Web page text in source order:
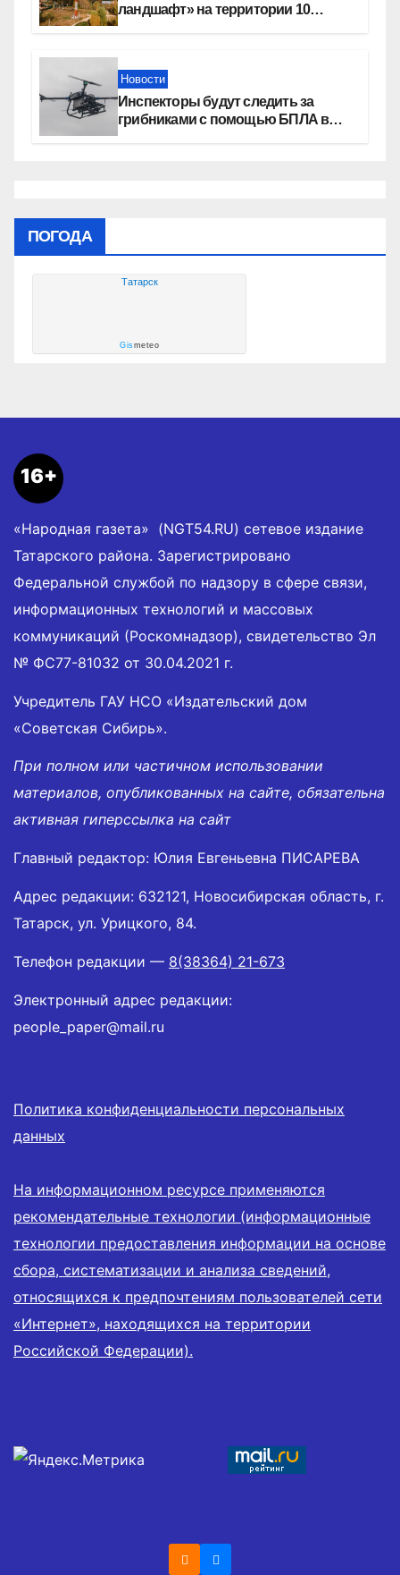
ландшафт» на территории 10
Новости
Инспекторы будут следить за
грибниками с помощью БПЛА в
ПОГОДА
Татарск
Gismeteo
16+
«Народная газета» (NGT54.RU) сетевое издание
Татарского района. Зарегистрировано
Федеральной службой по надзору в сфере связи,
информационных технологий и массовых
коммуникаций (Роскомнадзор), свидетельство Эл
№ ФС77-81032 от 30.04.2021 г.
Учредитель ГАУ НСО «Издательский дом
«Советская Сибирь».
При полном или частичном использовании
материалов, опубликованных на сайте, обязательна
активная гиперссылка на сайт
Главный редактор: Юлия Евгеньевна ПИСАРЕВА
Адрес редакции: 632121, Новосибирская область, г.
Татарск, ул. Урицкого, 84.
Телефон редакции — 8(38364) 21-673
Электронный адрес редакции:
people_paper@mail.ru
Политика конфиденциальности персональных
данных
На информационном ресурсе применяются
рекомендательные технологии (информационные
технологии предоставления информации на основе
сбора, систематизации и анализа сведений,
относящихся к предпочтениям пользователей сети
«Интернет», находящихся на территории
Российской Федерации).